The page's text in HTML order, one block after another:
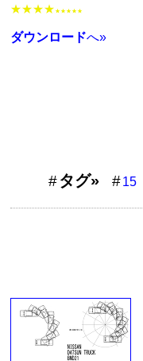
★★★★ ★★★★★
ダウンロードへ»
タグ» 15